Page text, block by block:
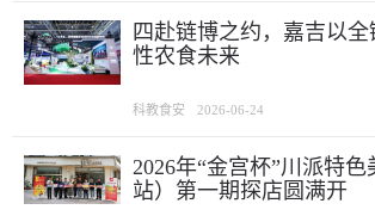
四赴链博之约，嘉吉以
性农食未来
科教食安 2026-06-24
2026年“金宫杯”川派特色
站）第一期探店圆满开